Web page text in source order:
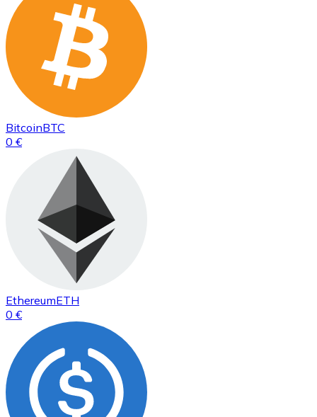
BitcoinBTC
0 €
EthereumETH
0 €